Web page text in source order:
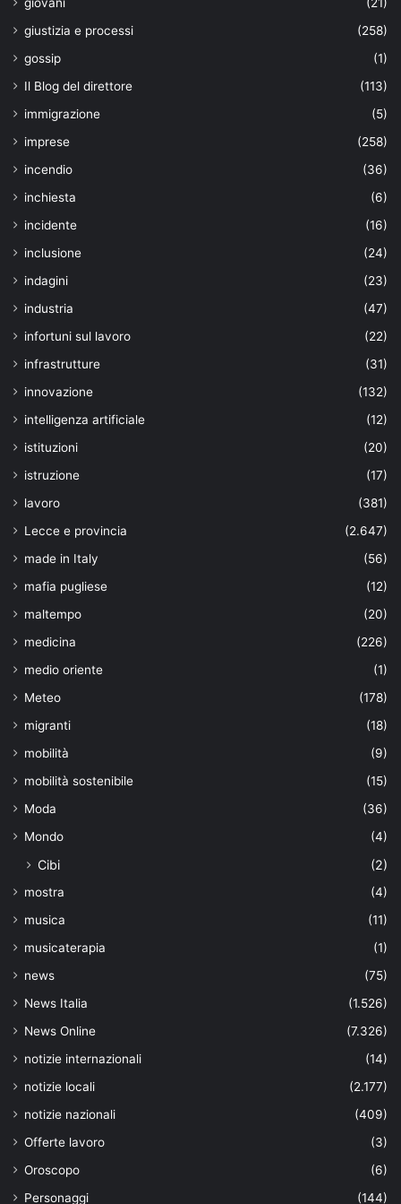
giovani
(21)
giustizia e processi
(258)
gossip
(1)
Il Blog del direttore
(113)
immigrazione
(5)
imprese
(258)
incendio
(36)
inchiesta
(6)
incidente
(16)
inclusione
(24)
indagini
(23)
industria
(47)
infortuni sul lavoro
(22)
infrastrutture
(31)
innovazione
(132)
intelligenza artificiale
(12)
istituzioni
(20)
istruzione
(17)
lavoro
(381)
Lecce e provincia
(2.647)
made in Italy
(56)
mafia pugliese
(12)
maltempo
(20)
medicina
(226)
medio oriente
(1)
Meteo
(178)
migranti
(18)
mobilità
(9)
mobilità sostenibile
(15)
Moda
(36)
Mondo
(4)
Cibi (2)
mostra
(4)
musica
(11)
musicaterapia
(1)
news
(75)
News Italia
(1.526)
News Online
(7.326)
notizie internazionali
(14)
notizie locali
(2.177)
notizie nazionali
(409)
Offerte lavoro
(3)
Oroscopo
(6)
Personaggi
(144)